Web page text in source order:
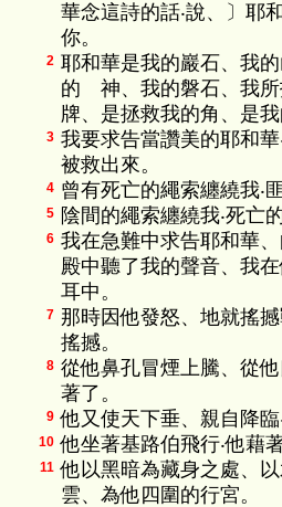
華念這詩的話‧說、〕耶
你。
2 耶和華是我的巖石、我
的 神、我的磐石、我所
牌、是拯救我的角、是我
3 我要求告當讚美的耶和
被救出來。
4 曾有死亡的繩索纏繞我‧
5 陰間的繩索纏繞我‧死亡
6 我在急難中求告耶和華
殿中聽了我的聲音、我
耳中。
7 那時因他發怒、地就搖
搖撼。
8 從他鼻孔冒煙上騰、從
著了。
9 他又使天下垂、親自降臨
10 他坐著基路伯飛行‧他藉
11 他以黑暗為藏身之處、
雲、為他四圍的行宮。